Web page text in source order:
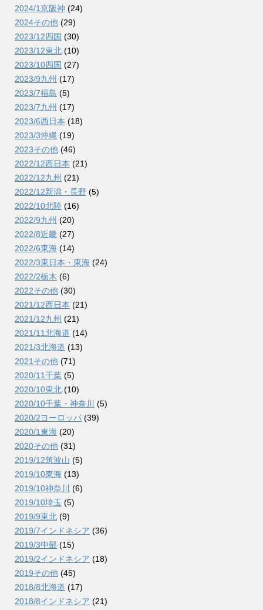
2024/1京阪神 (24)
2024その他 (29)
2023/12四国 (30)
2023/12東北 (10)
2023/10四国 (27)
2023/9九州 (17)
2023/7福島 (5)
2023/7九州 (17)
2023/6西日本 (18)
2023/3沖縄 (19)
2023その他 (46)
2022/12西日本 (21)
2022/12九州 (21)
2022/12新潟・長野 (5)
2022/10北陸 (16)
2022/9九州 (20)
2022/8近畿 (27)
2022/6東海 (14)
2022/3東日本・東海 (24)
2022/2栃木 (6)
2022その他 (30)
2021/12西日本 (21)
2021/12九州 (21)
2021/11北海道 (14)
2021/3北海道 (13)
2021その他 (71)
2020/11千葉 (5)
2020/10東北 (10)
2020/10千葉・神奈川
(5)
2020/2ヨーロッパ (39)
2020/1東海 (20)
2020その他 (31)
2019/12筑波山 (5)
2019/10東海 (13)
2019/10神奈川
(6)
2019/10埼玉 (5)
2019/9東北 (9)
2019/7インドネシア (36)
2019/3中部 (15)
2019/2インドネシア (18)
2019その他 (45)
2018/8北海道 (17)
2018/8インドネシア (21)